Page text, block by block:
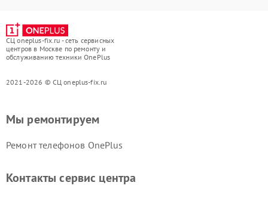
СЦ oneplus-fix.ru - сеть сервисных
центров в Москве по ремонту и
обслуживанию техники OnePlus
2021-2026 © СЦ oneplus-fix.ru
Мы ремонтируем
Ремонт телефонов OnePlus
Контакты сервис центра